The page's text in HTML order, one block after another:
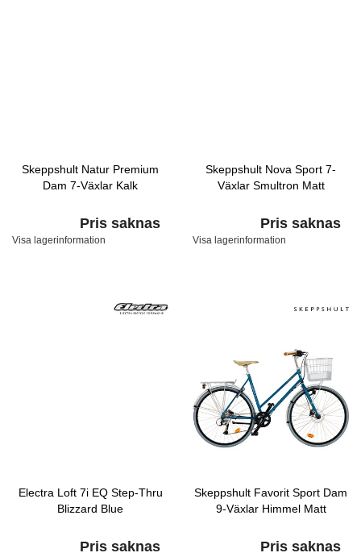
Skeppshult Natur Premium
Dam 7-Växlar Kalk
Pris saknas
Visa lagerinformation
Skeppshult Nova Sport 7-
Växlar Smultron Matt
Pris saknas
Visa lagerinformation
Electra Loft 7i EQ Step-Thru
Blizzard Blue
Pris saknas
Skeppshult Favorit Sport Dam
9-Växlar Himmel Matt
Pris saknas